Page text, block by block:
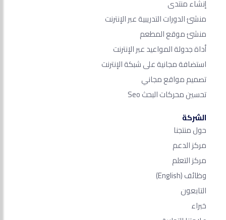
إنشاء منتدى
منشئ الدورات التدريبية عبر الإنترنت
منشئ موقع المطعم
أداة جدولة المواعيد عبر الإنترنت
استضافة مجانية على شبكة الإنترنت
تصميم مواقع مجاني
تحسين محركات البحث Seo​
الشركة
حول منتجنا
مركز الدعم
مركز التعلم
وظائف(English)
التابعون
خبراء